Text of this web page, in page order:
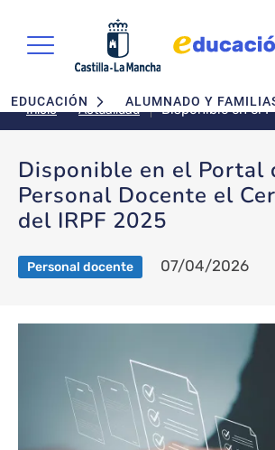
Navegación principal
EDUCACIÓN ALUMNADO Y
Inicio Actualidad
Disponible en el
Personal
Disponible en el Portal
Personal Docente el
del IRPF 2025
Personal docente 07/04/2026